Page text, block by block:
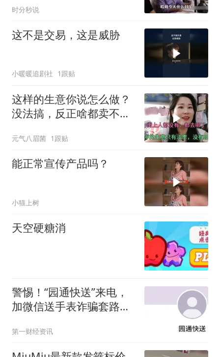
时分秒说
这不是交易，这是威胁
小暖暖追剧社 1跟贴
这样的生意你说怎么做？
没法搞，反正啥都卖不
元气八眉菌 1跟贴
能正常宣传产品吗？
小猫上树
天空硬糖消
警惕！“园通快送”来电，
加微信送手表诈骗套路卷
第一财经资讯